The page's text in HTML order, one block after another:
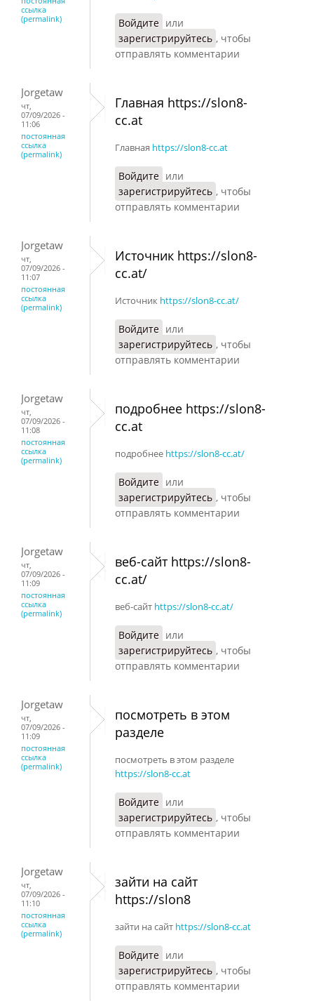
ссылка
(permalink)
Войдите или
зарегистрируйтесь , чтобы
отправлять комментарии
Jorgetaw
чт,
07/09/2026 -
11:06
постоянная
ссылка
(permalink)
Главная https://slon8-
cc.at
Главная https://slon8-cc.at
Войдите или
зарегистрируйтесь , чтобы
отправлять комментарии
Jorgetaw
чт,
07/09/2026 -
11:07
постоянная
ссылка
(permalink)
Источник https://slon8-
cc.at/
Источник https://slon8-cc.at/
Войдите или
зарегистрируйтесь , чтобы
отправлять комментарии
Jorgetaw
чт,
07/09/2026 -
11:08
постоянная
ссылка
(permalink)
подробнее https://slon8-
cc.at
подробнее https://slon8-cc.at/
Войдите или
зарегистрируйтесь , чтобы
отправлять комментарии
Jorgetaw
чт,
07/09/2026 -
11:09
постоянная
ссылка
(permalink)
веб-сайт https://slon8-
cc.at/
веб-сайт https://slon8-cc.at/
Войдите или
зарегистрируйтесь , чтобы
отправлять комментарии
Jorgetaw
чт,
07/09/2026 -
11:09
постоянная
ссылка
(permalink)
посмотреть в этом
разделе
посмотреть в этом разделе
https://slon8-cc.at
Войдите или
зарегистрируйтесь , чтобы
отправлять комментарии
Jorgetaw
чт,
07/09/2026 -
11:10
постоянная
ссылка
(permalink)
зайти на сайт
https://slon8
зайти на сайт https://slon8-cc.at
Войдите или
зарегистрируйтесь , чтобы
отправлять комментарии